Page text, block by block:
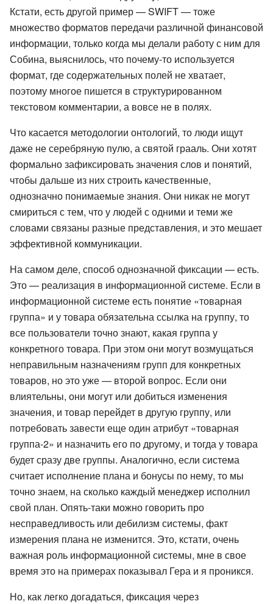
Кстати, есть другой пример —SWIFT— тоже
множество форматов передачи различной финансовой
информации, только когда мы делали работу с ним для
Собина, выяснилось, что почему-то используется
формат, где содержательных полей не хватает,
поэтому многое пишется в структурированном
текстовом комментарии, а вовсе не в полях.
Что касается методологии онтологий, то люди ищут
даже не серебряную пулю, а святой грааль. Они хотят
формально зафиксировать значения слов и понятий,
чтобы дальше из них строить качественные,
однозначно понимаемые знания. Они никак не могут
смириться с тем, что у людей с одними и теми же
словами связаны разные представления, и это мешает
эффективной коммуникации.
На самом деле, способ однозначной фиксации — есть.
Это — реализация в информационной системе. Если в
информационной системе есть понятие «товарная
группа» и у товара обязательна ссылка на группу, то
все пользователи точно знают, какая группа у
конкретного товара. При этом они могут возмущаться
неправильным назначениям групп для конкретных
товаров, но это уже — второй вопрос. Если они
влиятельны, они могут или добиться изменения
значения, и товар перейдет в другую группу, или
потребовать завести еще один атрибут «товарная
группа-2» и назначить его по другому, и тогда у товара
будет сразу две группы. Аналогично, если система
считает исполнение плана и бонусы по нему, то мы
точно знаем, на сколько каждый менеджер исполнил
свой план. Опять-таки можно говорить про
несправедливость или дебилизм системы, факт
измерения плана не изменится. Это, кстати, очень
важная роль информационной системы, мне в свое
время это на примерах показывал Гера и я проникся.
Но, как легко догадаться, фиксация через